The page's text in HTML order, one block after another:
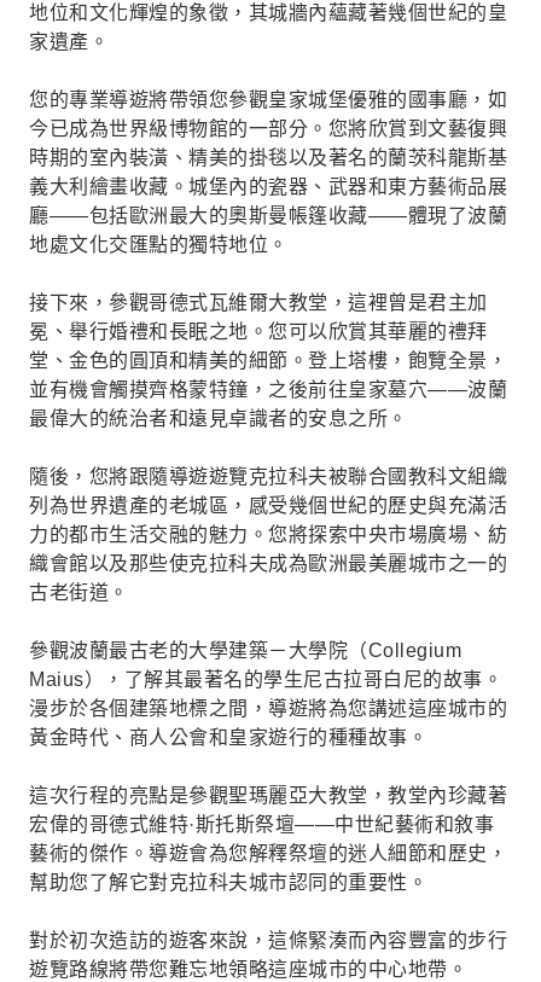
地位和文化輝煌的象徵，其城牆內蘊藏著幾個世紀的皇
家遺產。
您的專業導遊將帶領您參觀皇家城堡優雅的國事廳，如
今已成為世界級博物館的一部分。您將欣賞到文藝復興
時期的室內裝潢、精美的掛毯以及著名的蘭茨科龍斯基
義大利繪畫收藏。城堡內的瓷器、武器和東方藝術品展
廳——包括歐洲最大的奧斯曼帳篷收藏——體現了波蘭
地處文化交匯點的獨特地位。
接下來，參觀哥德式瓦維爾大教堂，這裡曾是君主加
冕、舉行婚禮和長眠之地。您可以欣賞其華麗的禮拜
堂、金色的圓頂和精美的細節。登上塔樓，飽覽全景，
並有機會觸摸齊格蒙特鐘，之後前往皇家墓穴——波蘭
最偉大的統治者和遠見卓識者的安息之所。
隨後，您將跟隨導遊遊覽克拉科夫被聯合國教科文組織
列為世界遺產的老城區，感受幾個世紀的歷史與充滿活
力的都市生活交融的魅力。您將探索中央市場廣場、紡
織會館以及那些使克拉科夫成為歐洲最美麗城市之一的
古老街道。
參觀波蘭最古老的大學建築－大學院（Collegium
Maius），了解其最著名的學生尼古拉哥白尼的故事。
漫步於各個建築地標之間，導遊將為您講述這座城市的
黃金時代、商人公會和皇家遊行的種種故事。
這次行程的亮點是參觀聖瑪麗亞大教堂，教堂內珍藏著
宏偉的哥德式維特·斯托斯祭壇——中世紀藝術和敘事
藝術的傑作。導遊會為您解釋祭壇的迷人細節和歷史，
幫助您了解它對克拉科夫城市認同的重要性。
對於初次造訪的遊客來說，這條緊湊而內容豐富的步行
遊覽路線將帶您難忘地領略這座城市的中心地帶。